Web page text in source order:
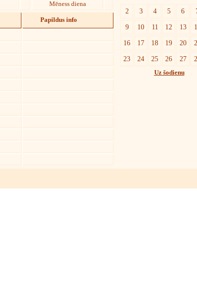
Mēness diena
Papildus info
2
3 4 5 6
9
10 11 12 13
16
17 18 19 20
23
24 25 26 27
Uz šodienu